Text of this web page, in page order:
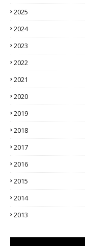
2025
2024
2023
2022
2021
2020
2019
2018
2017
2016
2015
2014
2013